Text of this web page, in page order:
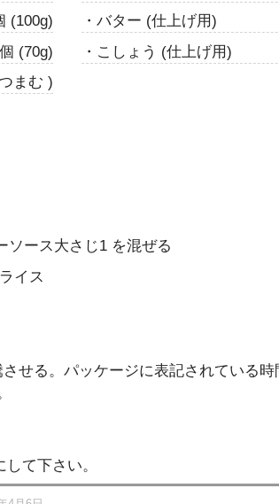
(100g)
(70g)
まむ )
・バター (仕上げ用)
・こしょう (仕上げ用)
ソース大さじ1 を混ぜる
イス
せる。パッケージに表記されている時
て下さい。